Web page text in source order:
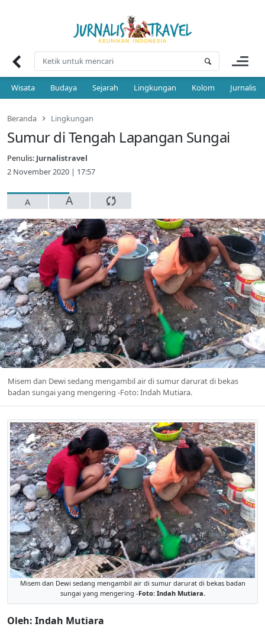
Wisata Budaya Sejarah Lingkungan Kolom Jurnalis
Beranda Lingkungan
Sumur di Tengah Lapangan Sungai
Penulis: Jurnalistravel
2 November 2020 | 17:57
A A
Misem dan Dewi sedang mengambil air di sumur darurat di bekas
badan sungai yang mengering -Foto: Indah Mutiara.
Misem dan Dewi sedang mengambil air di sumur darurat di bekas badan
sungai yang mengering -Foto: Indah Mutiara.
Oleh: Indah Mutiara